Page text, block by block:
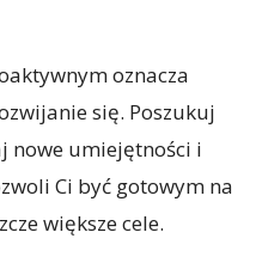
oznacza
się. Poszukuj
nowe umiejętności i
Ci być gotowym na
większe cele.